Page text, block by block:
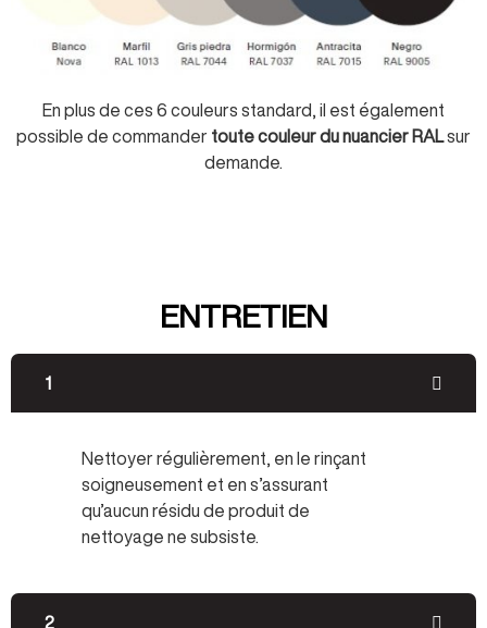
En plus de ces 6 couleurs standard, il est également
possible de commander toute couleur du nuancier RALsur
demande.
ENTRETIEN
1
Nettoyer régulièrement, en le rinçant
soigneusement et en s’assurant
qu’aucun résidu de produit de
nettoyage ne subsiste.
2